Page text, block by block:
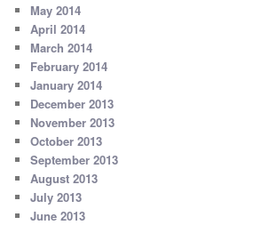
May 2014
April 2014
March 2014
February 2014
January 2014
December 2013
November 2013
October 2013
September 2013
August 2013
July 2013
June 2013